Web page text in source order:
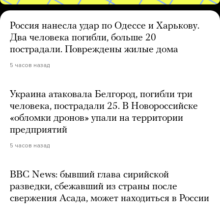
Россия нанесла удар по Одессе и Харькову.
Два человека погибли, больше 20
пострадали. Повреждены жилые дома
5 часов назад
Украина атаковала Белгород, погибли три
человека, пострадали 25. В Новороссийске
«обломки дронов» упали на территории
предприятий
5 часов назад
BBC News: бывший глава сирийской
разведки, сбежавший из страны после
свержения Асада, может находиться в России